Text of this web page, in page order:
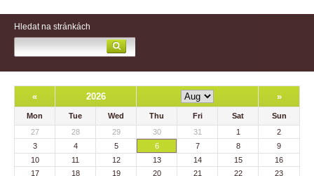
Hledat na stránkách
« 2026 »
Mon Tue Wed Thu Fri Sat
Sun
27
28 29 30 31 1
2
3
4 5 6 7 8
9
10
11 12 13 14 15
16
17
18 19 20 21 22 23